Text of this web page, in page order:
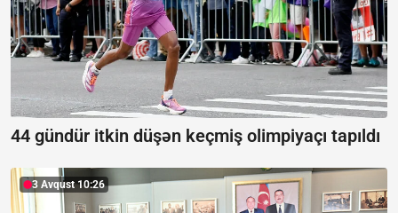
44 gündür itkin düşən keçmiş olimpiyaçı tapıldı
3 Avqust 10:26